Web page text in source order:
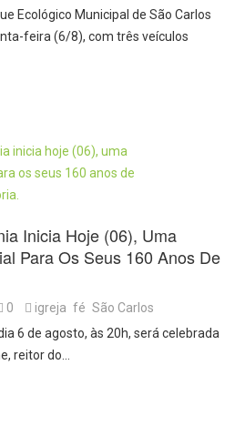
Ecológico Municipal de São Carlos
feira (6/8), com três veículos
Inicia Hoje (06), Uma
Para Os Seus 160 Anos De
0 igreja fé São Carlos
6 de agosto, às 20h, será celebrada
reitor do…